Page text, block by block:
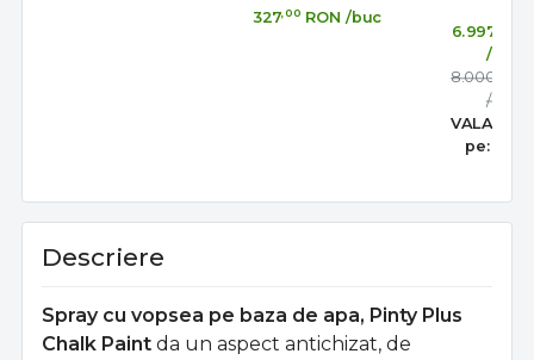
327,00 RON /buc
6.997
/buc
8.000
/buc
VALABIL
pe:
Descriere
Spray cu vopsea pe baza de apa, Pinty Plus
Chalk Paint da un aspect antichizat, de